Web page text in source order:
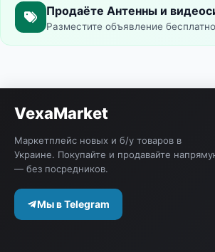
Продаёте Антенны и
Разместите объявление
VexaMarket
Маркетплейс новых и б/у товаров в
Украине. Покупайте и продавайте
— без посредников.
Мы в Telegram